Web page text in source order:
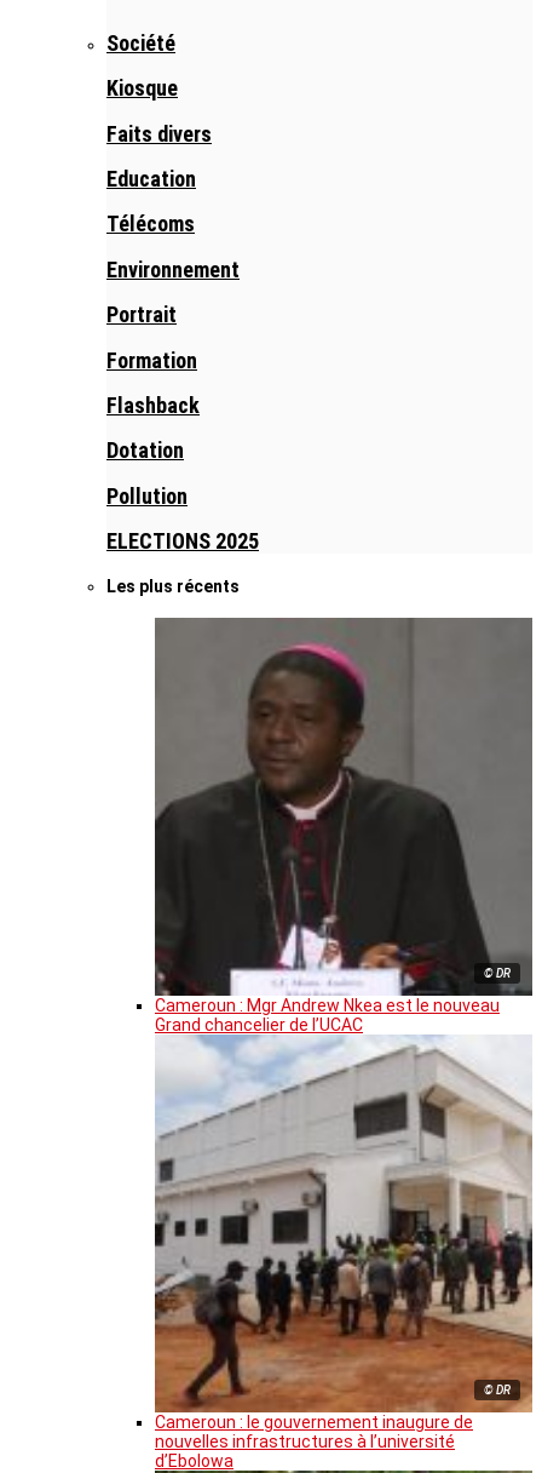
Société
Kiosque
Faits divers
Education
Télécoms
Environnement
Portrait
Formation
Flashback
Dotation
Pollution
ELECTIONS 2025
Les plus récents
© DR
Cameroun : Mgr Andrew Nkea est le nouveau
Grand chancelier de l’UCAC
© DR
Cameroun : le gouvernement inaugure de
nouvelles infrastructures à l’université
d’Ebolowa